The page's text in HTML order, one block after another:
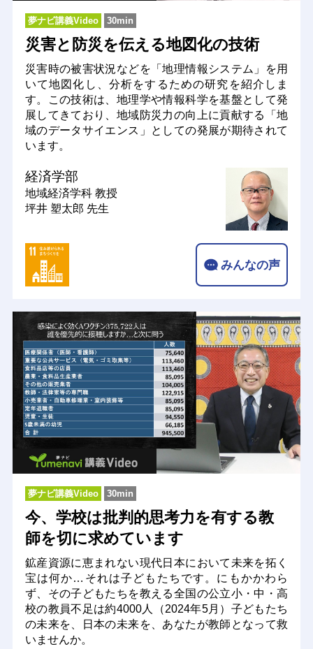
夢ナビ講義Video 30min
災害と防災を伝える地図化の技術
災害時の被害状況などを「地理情報システム」を用
いて地図化し、分析をするための研究を紹介しま
す。この技術は、地理学や情報科学を基盤として発
展してきており、地域防災力の向上に貢献する「地
域のデータサイエンス」としての発展が期待されて
います。
経済学部
地域経済学科 教授
坪井 塑太郎 先生
みんなの声
夢ナビ講義Video 30min
今、学校は批判的思考力を有する教
師を切に求めています
鉱産資源に恵まれない現代日本において未来を拓く
宝は何か…それは子どもたちです。にもかかわら
ず、その子どもたちを教える全国の公立小・中・高
校の教員不足は約4000人（2024年5月）子どもたち
の未来を、日本の未来を、あなたが教師となって救
いませんか。